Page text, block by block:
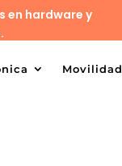
en hardware y
Movilidad